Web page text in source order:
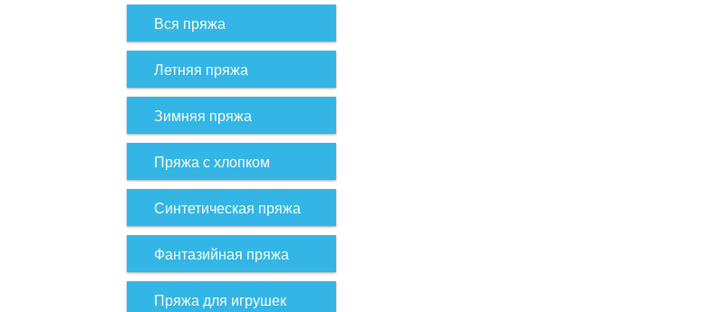
Вся пряжа
Летняя пряжа
Зимняя пряжа
Пряжа с хлопком
Синтетическая пряжа
Фантазийная пряжа
Пряжа для игрушек